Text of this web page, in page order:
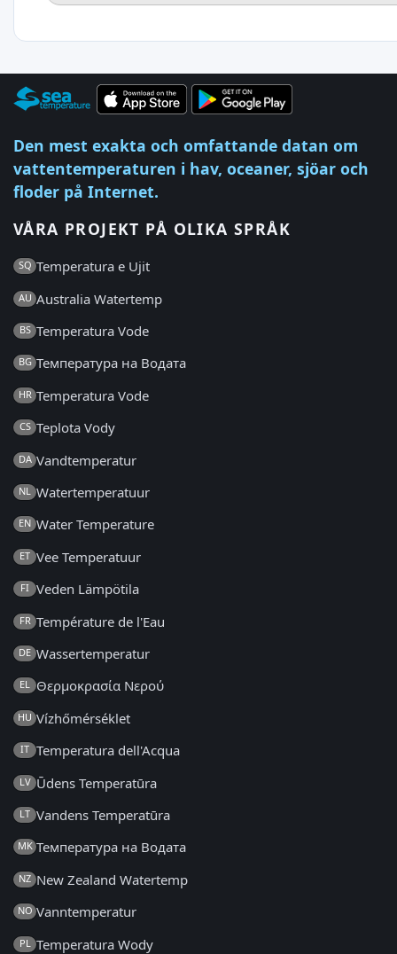
Den mest exakta och omfattande datan om
vattentemperaturen i hav, oceaner, sjöar och
floder på Internet.
VÅRA PROJEKT PÅ OLIKA SPRÅK
SQ Temperatura e Ujit
AU Australia Watertemp
BS Temperatura Vode
BG Температура на Водата
HR Temperatura Vode
CS Teplota Vody
DA Vandtemperatur
NL Watertemperatuur
EN Water Temperature
ET Vee Temperatuur
FI Veden Lämpötila
FR Température de l'Eau
DE Wassertemperatur
EL Θερμοκρασία Νερού
HU Vízhőmérséklet
IT Temperatura dell'Acqua
LV Ūdens Temperatūra
LT Vandens Temperatūra
MK Температура на Водата
NZ New Zealand Watertemp
NO Vanntemperatur
PL Temperatura Wody